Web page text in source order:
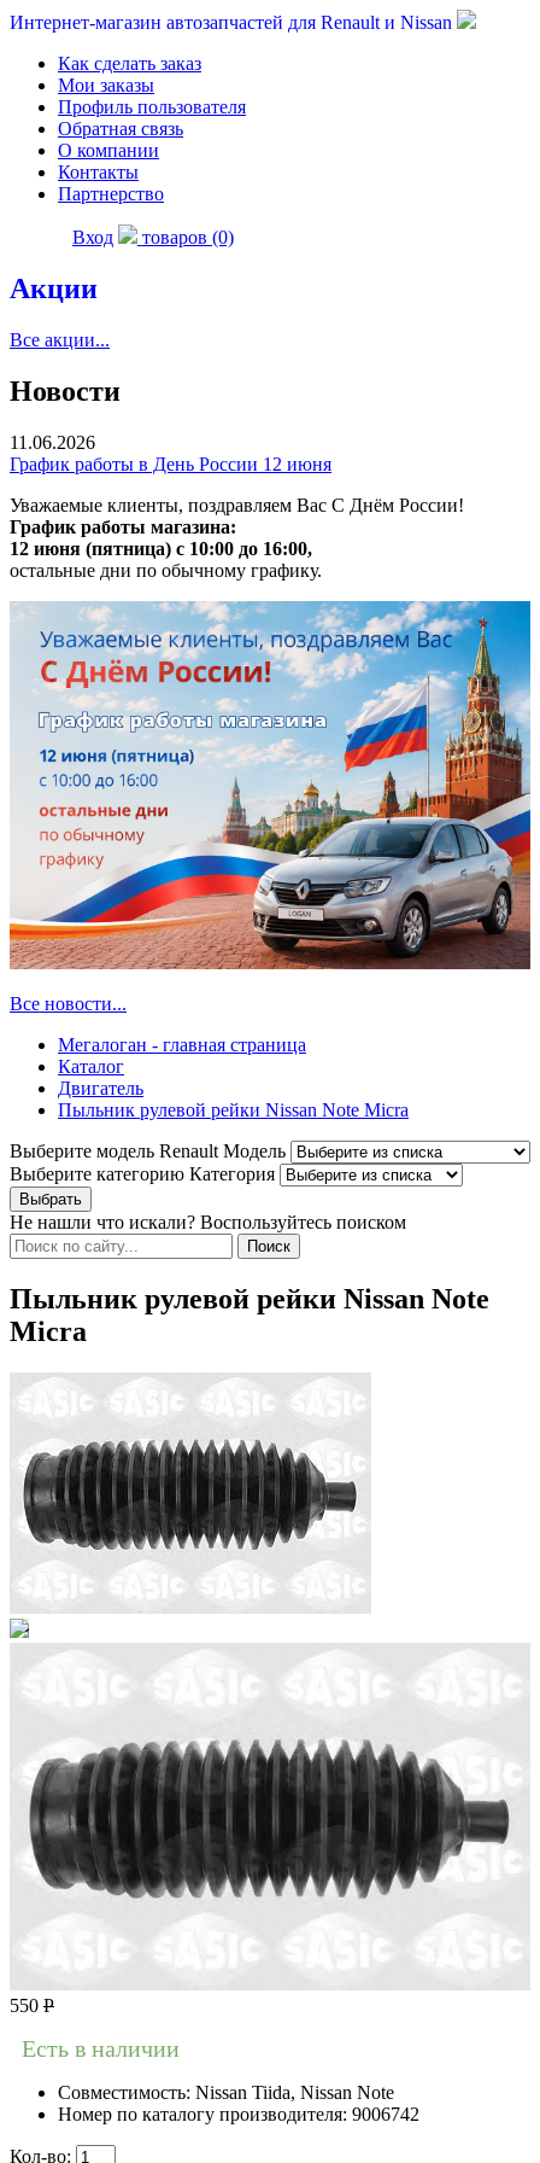
Интернет-магазин автозапчастей для Renault и Nissan
Как сделать заказ
Мои заказы
Профиль пользователя
Обратная связь
О компании
Контакты
Партнерство
Вход товаров (0)
Акции
Все акции...
Новости
11.06.2026
График работы в День России 12 июня
Уважаемые клиенты, поздравляем Вас С Днём России!
График работы магазина:
12 июня (пятница) с 10:00 до 16:00,
остальные дни по обычному графику.
Все новости...
Мегалоган - главная страница
Каталог
Двигатель
Пыльник рулевой рейки Nissan Note Micra
Выберите модель Renault Модель
Выберите категорию Категория
Не нашли что искали? Воспользуйтесь поиском
Пыльник рулевой рейки Nissan Note
Micra
550 Р
Есть в наличии
Совместимость: Nissan Tiida, Nissan Note
Номер по каталогу производителя: 9006742
Кол-во: